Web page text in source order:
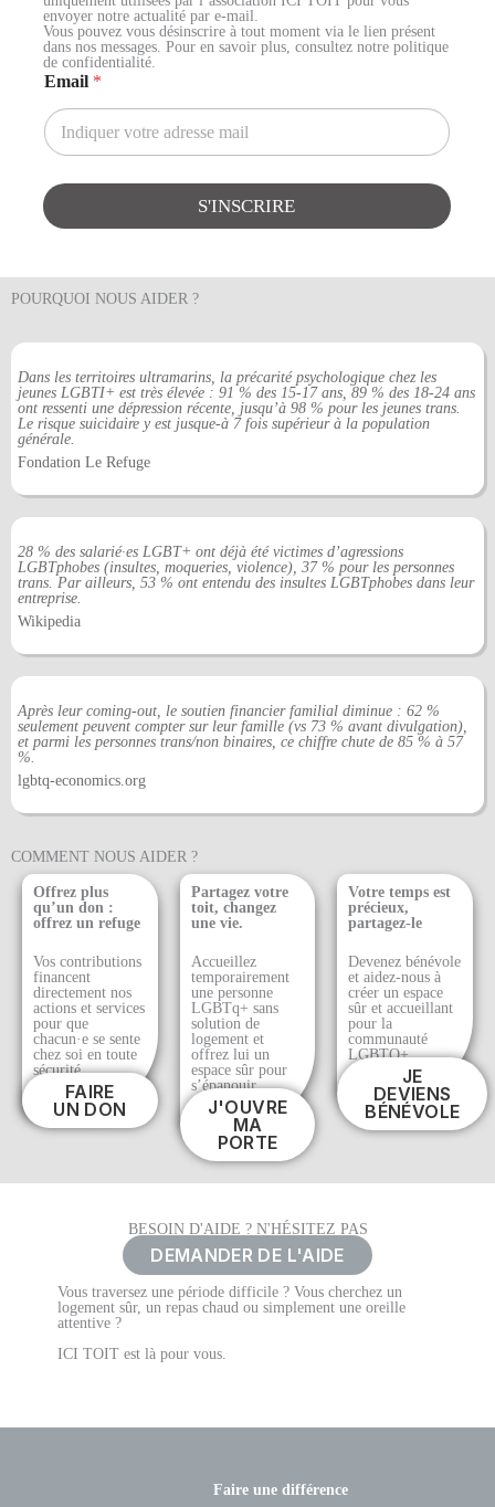
envoyer notre actualité par e-mail.
Vous pouvez vous désinscrire à tout moment via le lien présent
dans nos messages. Pour en savoir plus, consultez notre politique
de confidentialité.
E
m
i
l
Email *
S'INSCRIRE
POURQUOI NOUS AIDER ?
Dans les territoires ultramarins, la précarité psychologique chez les
jeunes LGBTI+ est très élevée : 91 % des 15‐17 ans, 89 % des 18‐24 ans
ont ressenti une dépression récente, jusqu’à 98 % pour les jeunes trans.
Le risque suicidaire y est jusque‐à 7 fois supérieur à la population
générale.
Fondation Le Refuge
28 % des salarié·es LGBT+ ont déjà été victimes d’agressions
LGBTphobes (insultes, moqueries, violence), 37 % pour les personnes
trans. Par ailleurs, 53 % ont entendu des insultes LGBTphobes dans leur
entreprise.
Wikipedia
Après leur coming‐out, le soutien financier familial diminue : 62 %
seulement peuvent compter sur leur famille (vs 73 % avant divulgation),
et parmi les personnes trans/non binaires, ce chiffre chute de 85 % à 57
%.
lgbtq-economics.org
COMMENT NOUS AIDER ?
Offrez plus
qu’un don :
offrez un refuge
Vos contributions
financent
directement nos
actions et services
pour que
chacun·e se sente
chez soi en toute
sécurité.
FAIRE
UN DON
Partagez votre
toit, changez
une vie.
Accueillez
temporairement
une personne
LGBTq+ sans
solution de
logement et
offrez lui un
espace sûr pour
s’épanouir.
J'OUVRE
MA
PORTE
Votre temps est
précieux,
partagez-le
Devenez bénévole
et aidez-nous à
créer un espace
sûr et accueillant
pour la
communauté
LGBTQ+.
JE
DEVIENS
BÉNÉVOLE
BESOIN D'AIDE ? N'HÉSITEZ PAS
DEMANDER DE L'AIDE
Vous traversez une période difficile ? Vous cherchez un
logement sûr, un repas chaud ou simplement une oreille
attentive ?
ICI TOIT est là pour vous.
Faire une différence